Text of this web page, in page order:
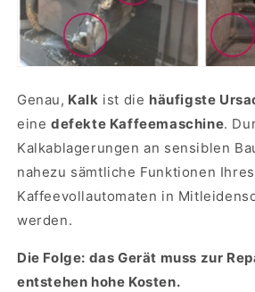
Genau, Kalk ist die häufigste
eine defekte Kaffeemaschine.
Kalkablagerungen an sensiblen
nahezu sämtliche Funktionen Ihres
Kaffeevollautomaten in
werden.
Die Folge: das Gerät muss zur
entstehen hohe Kosten.